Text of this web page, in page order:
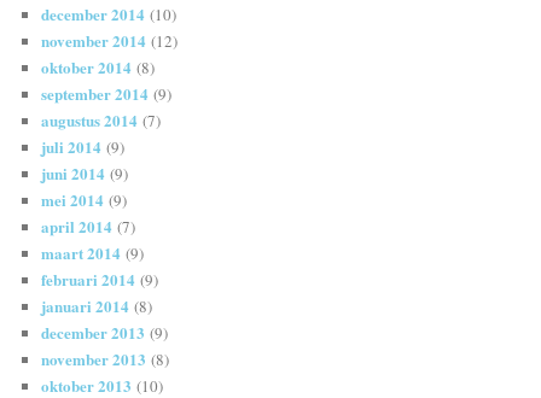
december 2014 (10)
november 2014 (12)
oktober 2014 (8)
september 2014 (9)
augustus 2014 (7)
juli 2014 (9)
juni 2014 (9)
mei 2014 (9)
april 2014 (7)
maart 2014 (9)
februari 2014 (9)
januari 2014 (8)
december 2013 (9)
november 2013 (8)
oktober 2013 (10)